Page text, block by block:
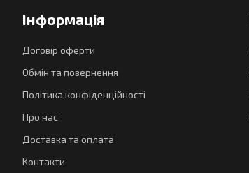
Інформація
Договір оферти
Обмін та повернення
Політика конфіденційності
Про нас
Доставка та оплата
Контакти